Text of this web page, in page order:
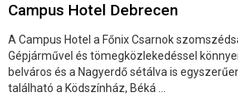
Campus Hotel Debrecen
A Campus Hotel a Főnix Csarnok
Gépjárművel és tömegközlekedéssel
belváros és a Nagyerdő sétálva is
található a Ködszínház, Béká ...